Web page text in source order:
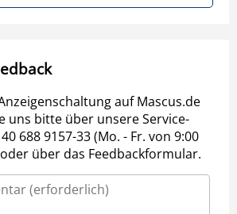
auf Mascus.de
uns bitte über unsere Service-
688 9157-33 (Mo. - Fr. von 9:00
über das Feedbackformular.